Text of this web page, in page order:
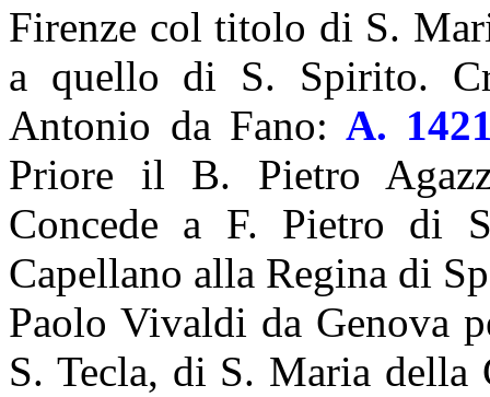
Firenze col titolo di S.
a quello di S. Spirito.
Antonio da Fano: A.
Priore il B. Pietro
Concede a F. Pietro di
Capellano alla Regina di
Paolo Vivaldi da Genova
S. Tecla, di S. Maria